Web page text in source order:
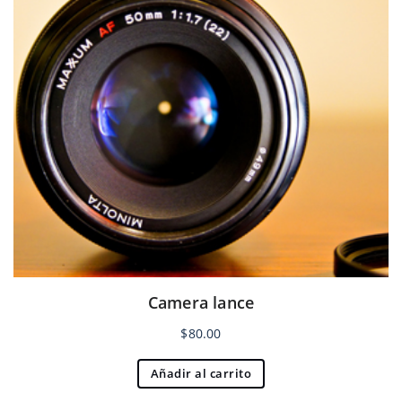
Camera lance
$80.00
Añadir al carrito